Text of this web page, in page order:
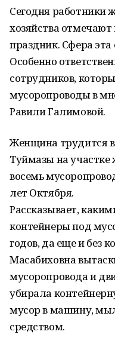
Сегодня
хозяйства
праздник. Сфера эта
Особенно
сотрудников,
мусоропроводы в
Равили Галимовой.
Женщина трудится
Туймазы на
восемь
лет Октября.
Рассказывает,
контейнеры под
годов, да еще и без
Масабиховна
мусоропровода и
убирала
мусор в машину,
средством.